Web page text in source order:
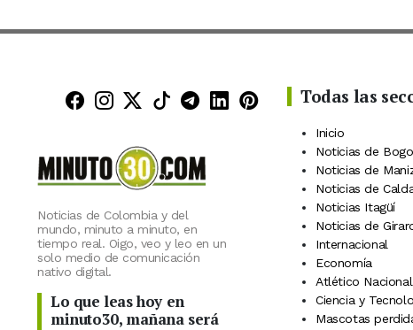
Minuto30 en Facebook
Minuto30 en Instagram
Minuto30 en X (Twitter)
Minuto30 en TikTok
Canal de Minuto30 en
Minuto30 en
Minuto30 en
Noticias de Colombia y del
mundo, minuto a minuto, en
tiempo real. Oigo, veo y leo en un
solo medio de comunicación
nativo digital.
Lo que leas hoy en
minuto30, mañana será
Todas las
Inicio
Noticias de
Noticias de
Noticias de
Noticias Itagüí
Noticias de
Internacional
Economía
Atlético Nacional
Ciencia y
Mascotas